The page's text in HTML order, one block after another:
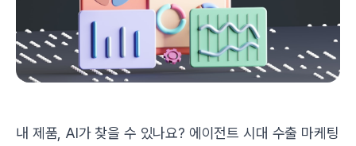
내 제품, AI가 찾을 수 있나요? 에이전트 시대 수출 마케팅